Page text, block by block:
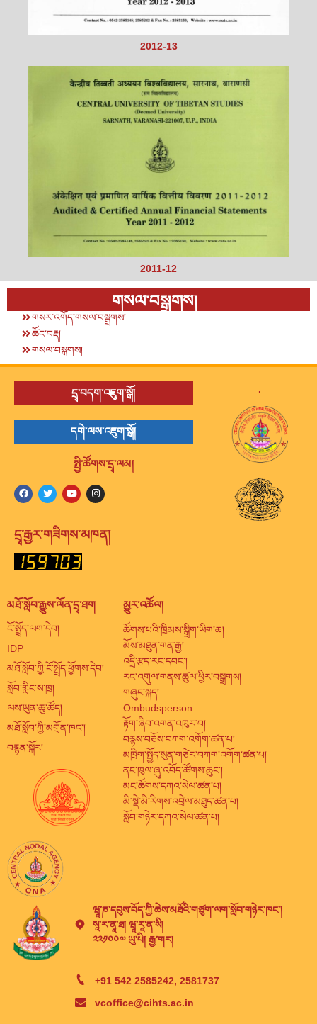
2012-13
2011-12
གསལ་བསྒྲགས།
གསར་འགོད་གསལ་བསྒྲགས།
ཚོང་བརྡ།
གསལ་བསྒྲགས།
དྲྭ་བདག་འཇུག་སྒོ།
དགེ་ལས་འཇུག་སྒོ།
སྤྱི་ཚོགས་དྲྭ་ལམ།
དྲྭ་རྒྱར་གཟིགས་མཁན།
.
མཐོ་སློབ་རྒྱུས་ལོན་དྲྭ་ཐག
ངོ་སྤྲོད་ལག་དེབ།
IDP
མཐོ་སློབ་ཀྱི་ངོ་སྤྲོད་ཕྱོགས་དེབ།
སློབ་གླིང་ས་ཁྲ།
ལས་ཡུན་ཆུ་ཚོད།
མཐོ་སློབ་ཀྱི་མགྲོན་ཁང་།
བརྙན་སྐོར།
མྱུར་འཚོལ།
ཚོགས་པའི་ཁྲིམས་སྒྲིག་ཡིག་ཆ།
མོས་མཐུན་གན་རྒྱ།
འདྲི་རྩད་རང་དབང་།
རང་འགུལ་གནས་ཚུལ་ཕྱིར་བསྒྲགས།
གཞུང་སྐད།
Ombudsperson
རྟོག་ཞིབ་འགན་འཁུར་བ།
བརྙས་བཅོས་བཀག་འགོག་ཚན་པ།
མཁྲིག་སྤྱོད་སུན་གཙེར་བཀག་འགོག་ཚན་པ།
ནང་ཁུལ་ཞུ་འབོད་ཚོགས་ཆུང་།
མང་ཚོགས་དཀའ་སེལ་ཚན་པ།
མི་སྡེ་མི་རིགས་འབྲེལ་མཐུད་ཚན་པ།
སློབ་གཉེར་དཀའ་སེལ་ཚན་པ།
ཝཱ་ཎ་དབུས་བོད་ཀྱི་ཆེས་མཐོའི་གཙུག་ལག་སློབ་གཉེར་ཁང་།
སཱ་ར་ནཱ་ཐ། ཝཱ་རཱ་ན་སི།
༢༢༡༠༠༧ ཡུ་པི། རྒྱ་གར།
+91 542 2585242, 2581737
vcoffice@cihts.ac.in